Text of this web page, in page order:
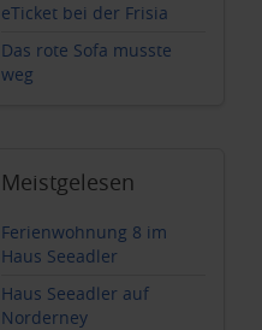
eTicket bei der Frisia
Das rote Sofa musste
weg
Meistgelesen
Ferienwohnung 8 im
Haus Seeadler
Haus Seeadler auf
Norderney